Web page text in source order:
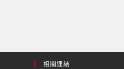
相關連結